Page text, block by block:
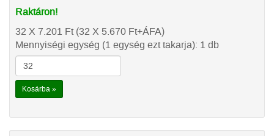
Raktáron!
32 X 7.201 Ft(32 X 5.670 Ft+ÁFA)
Mennyiségi egység (1 egység ezt takarja): 1 db
Kosárba »